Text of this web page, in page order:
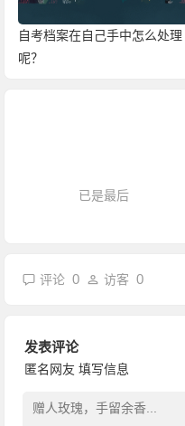
自考档案在自己手中怎么处理
呢？
已是最后
评论0 访客0
发表评论
匿名网友 填写信息